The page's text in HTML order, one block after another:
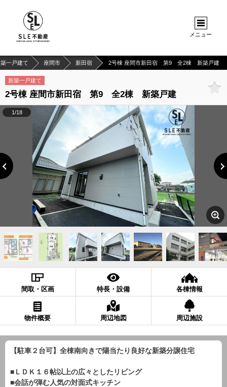
メニュー
一戸建て 座間市 新田宿 2号棟 座間市新田宿 第9 全2棟 新築戸建
新築一戸建て
2号棟 座間市新田宿 第9 全2棟 新築戸建
1/18
間取・区画 特長・設備 各棟情報
物件概要 周辺地図 周辺施設
【駐車２台可】全棟南向きで陽当たり良好な新築分譲住宅
■ＬＤＫ１６帖以上の広々としたリビング
■会話が弾む人気の対面式キッチン